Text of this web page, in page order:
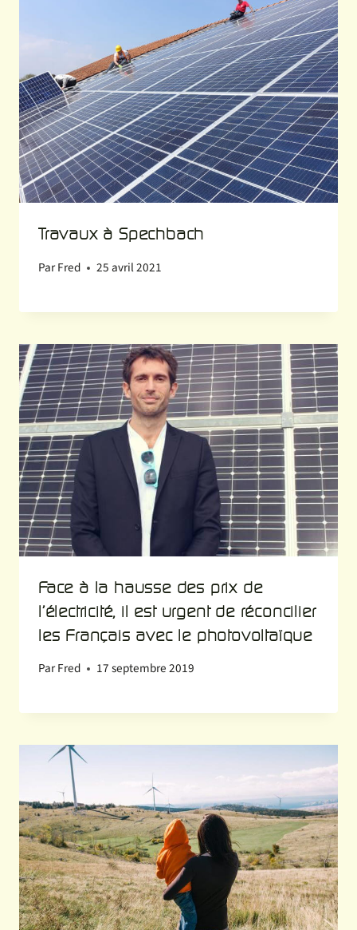
Travaux à Spechbach
Par Fred 25 avril 2021
Face à la hausse des prix de
l’électricité, il est urgent de réconcilier
les Français avec le photovoltaïque
Par Fred 17 septembre 2019